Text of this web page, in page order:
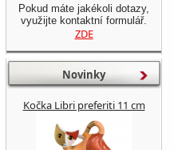
Pokud máte jakékoli dotazy,
využijte kontaktní formulář.
ZDE
Novinky
Kočka Libri preferiti 11 cm